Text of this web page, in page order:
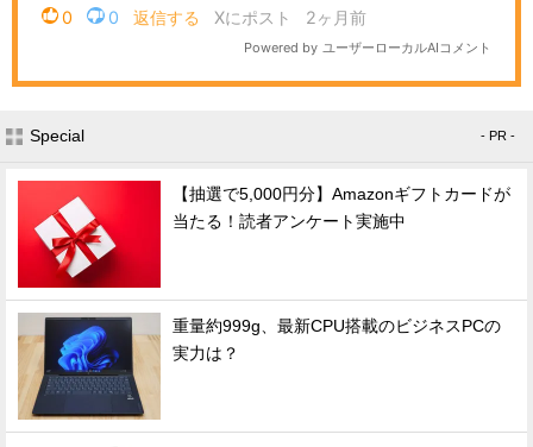
Special - PR -
【抽選で5,000円分】Amazonギフトカードが
当たる！読者アンケート実施中
重量約999g、最新CPU搭載のビジネスPCの
実力は？